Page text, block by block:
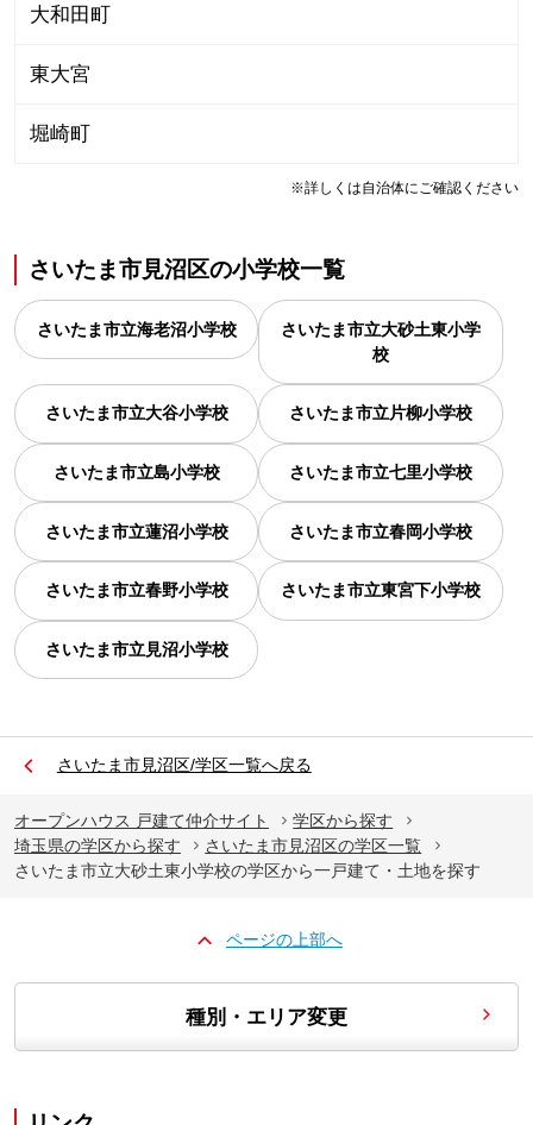
大和田町
東大宮
堀崎町
※詳しくは自治体にご確認ください
さいたま市見沼区の小学校一覧
さいたま市立海老沼小学校
さいたま市立大砂土東小学
校
さいたま市立大谷小学校 さいたま市立片柳小学校
さいたま市立島小学校 さいたま市立七里小学校
さいたま市立蓮沼小学校 さいたま市立春岡小学校
さいたま市立春野小学校 さいたま市立東宮下小学校
さいたま市立見沼小学校
さいたま市見沼区/学区一覧へ戻る
オープンハウス 戸建て仲介サイト
学区から探す
埼玉県の学区から探す
さいたま市見沼区の学区一覧
さいたま市立大砂土東小学校の学区から一戸建て・土地を探す
ページの上部へ
種別・エリア変更